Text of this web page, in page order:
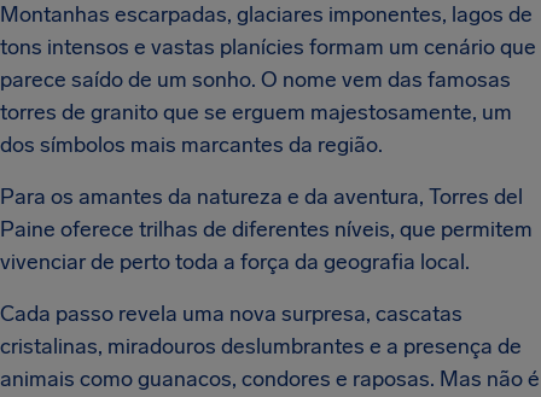
Montanhas escarpadas, glaciares imponentes, lagos de
tons intensos e vastas planícies formam um cenário que
parece saído de um sonho. O nome vem das famosas
torres de granito que se erguem majestosamente, um
dos símbolos mais marcantes da região.
Para os amantes da natureza e da aventura, Torres del
Paine oferece trilhas de diferentes níveis, que permitem
vivenciar de perto toda a força da geografia local.
Cada passo revela uma nova surpresa, cascatas
cristalinas, miradouros deslumbrantes e a presença de
animais como guanacos, condores e raposas. Mas não é